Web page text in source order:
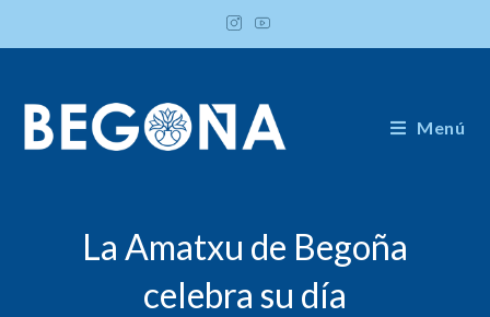
Menú
La Amatxu de Begoña
celebra su día